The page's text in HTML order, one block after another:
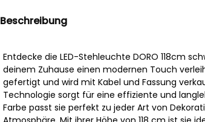
Beschreibung
Entdecke die LED-Stehleuchte DORO 118cm
deinem Zuhause einen modernen Touch
gefertigt und wird mit Kabel und Fassung
Technologie sorgt für eine effiziente und
Farbe passt sie perfekt zu jeder Art von